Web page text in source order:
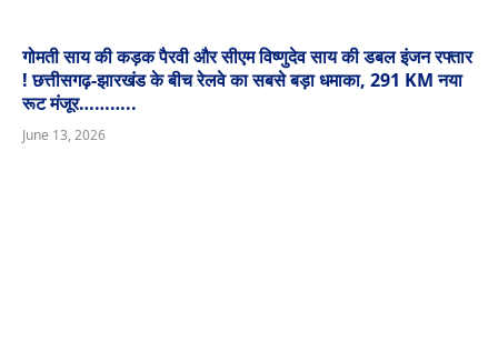
गोमती साय की कड़क पैरवी और सीएम विष्णुदेव साय की डबल इंजन रफ्तार
! छत्तीसगढ़-झारखंड के बीच रेलवे का सबसे बड़ा धमाका, 291 KM नया
रूट मंजूर………..
June 13, 2026